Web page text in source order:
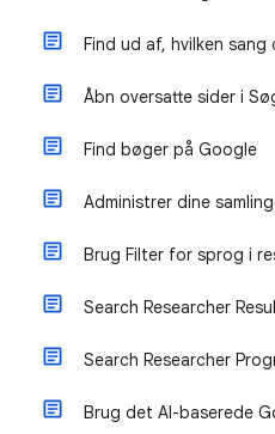
Find ud af, hvilken
Åbn oversatte sider i
Find bøger på Google
Administrer dine
Brug Filter for sprog i
Search Researcher
Search Researcher
Brug det AI-baserede